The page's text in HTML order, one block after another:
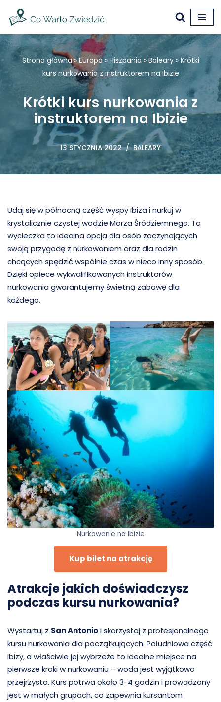
Przejdź
do
treści
Strona główna»Europa»Hiszpania » Baleary»Krótki
kurs nurkowania z instruktorem na Ibizie
Krótki kurs nurkowania z
instruktorem na Ibizie
13 STYCZNIA 2022 BALEARY
Udaj się w północną część wyspy Ibiza i nurkuj w
krystalicznie czystej wodzie Morza Śródziemnego. Ta
wycieczka to idealna opcja dla osób zaczynających
swoją przygodę z nurkowaniem oraz dla rodzin
chcących spędzić wspólnie czas w nieco inny sposób.
Dzięki opiece wykwalifikowanych instruktorów
nurkowania gwarantujemy świetną zabawę dla
każdego.
Nurkowanie na Ibizie
Kup bilet na atrakcję
Atrakcje jakich doświadczysz
podczas kursu nurkowania?
Wystartuj z San Antonioi skorzystaj z profesjonalnego
kursu nurkowania dla początkujących. Południowa część
Ibizy, a właściwie jej wybrzeże to idealne miejsce na
pierwsze kroki w nurkowaniu – woda jest wyjątkowo
przejrzysta. Kurs potrwa około 3-4 godzin i prowadzony
jest w małych grupach, co zapewnia kursantom